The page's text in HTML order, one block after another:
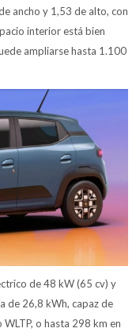
ancho y 1,53 de alto, con
interior está bien
ampliarse hasta 1.100
de 48 kW (65 cv) y
de 26,8 kWh, capaz de
o hasta 298 km en